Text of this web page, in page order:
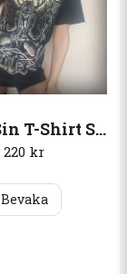
Sister Sin T-Shirt Shades of black
220 kr
Bevaka